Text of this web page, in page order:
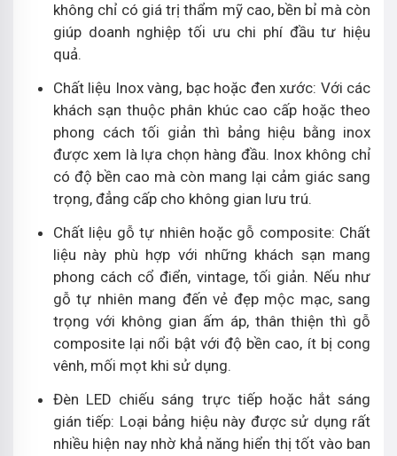
không chỉ có giá trị thẩm mỹ cao, bền bỉ mà còn
giúp doanh nghiệp tối ưu chi phí đầu tư hiệu
quả.
Chất liệu Inox vàng, bạc hoặc đen xước: Với các
khách sạn thuộc phân khúc cao cấp hoặc theo
phong cách tối giản thì bảng hiệu bằng inox
được xem là lựa chọn hàng đầu. Inox không chỉ
có độ bền cao mà còn mang lại cảm giác sang
trọng, đẳng cấp cho không gian lưu trú.
Chất liệu gỗ tự nhiên hoặc gỗ composite: Chất
liệu này phù hợp với những khách sạn mang
phong cách cổ điển, vintage, tối giản. Nếu như
gỗ tự nhiên mang đến vẻ đẹp mộc mạc, sang
trọng với không gian ấm áp, thân thiện thì gỗ
composite lại nổi bật với độ bền cao, ít bị cong
vênh, mối mọt khi sử dụng.
Đèn LED chiếu sáng trực tiếp hoặc hắt sáng
gián tiếp: Loại bảng hiệu này được sử dụng rất
nhiều hiện nay nhờ khả năng hiển thị tốt vào ban